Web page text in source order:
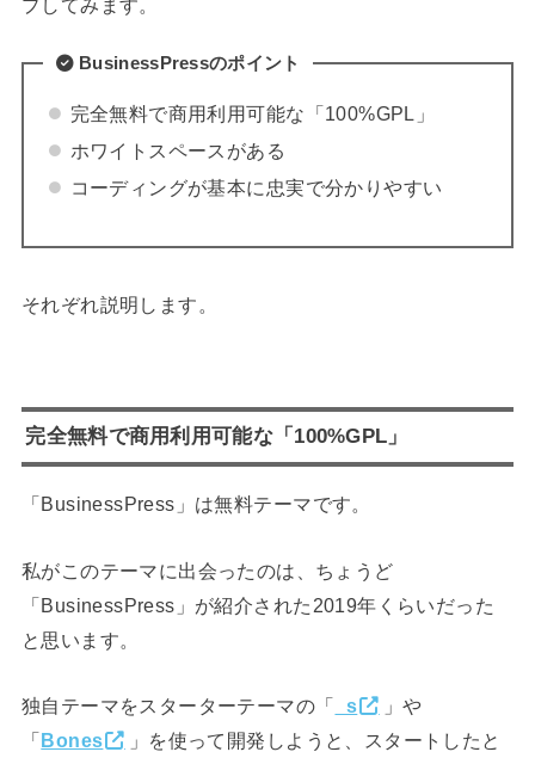
プしてみます。
BusinessPressのポイント
完全無料で商用利用可能な「100%GPL」
ホワイトスペースがある
コーディングが基本に忠実で分かりやすい
それぞれ説明します。
完全無料で商用利用可能な「100%GPL」
「BusinessPress」は無料テーマです。
私がこのテーマに出会ったのは、ちょうど
「BusinessPress」が紹介された2019年くらいだった
と思います。
独自テーマをスターターテーマの「 _s
」や
「Bones 」を使って開発しようと、スタートしたと